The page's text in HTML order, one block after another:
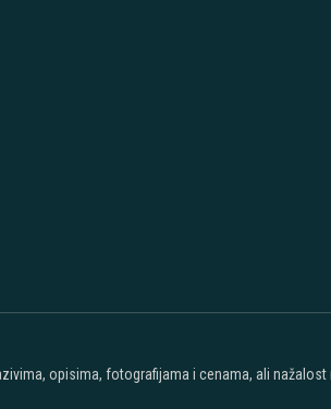
opisima, fotografijama i cenama, ali